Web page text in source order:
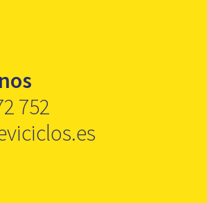
752